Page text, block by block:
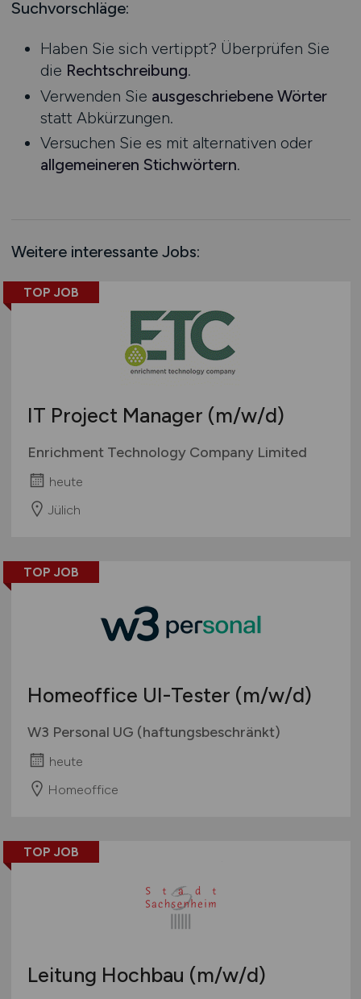
Maschinenbau / Anlagenbau
Medien / Kommunikation
Naturwissenschaften / Life Science
Öffentlicher Dienst & Verbände
Optik / Feinmechanik
Personaldienstleistungen
Umwelt / Natur
Unternehmensberatung / Wirtschaftsprüfung
Verwaltung
Gewerbe allgemein
Industrie allgemein
Wirtschaft allgemein
Ausbildung / Studium
Praktikum
Mecklenburg-Vorpommern
Nordrhein-Westfalen
Rheinland-Pfalz
Saarland
Sachsen
Sachsen-Anhalt
Schleswig-Holstein
Schweiz
Europa
International
Suchvorschläge:
Haben Sie sich vertippt? Überprüfen Sie
die Rechtschreibung.
Verwenden Sie ausgeschriebene Wörter
statt Abkürzungen.
Versuchen Sie es mit alternativen oder
allgemeineren Stichwörtern.
Weitere interessante Jobs:
TOP JOB
IT Project Manager (m/w/d)
Enrichment Technology Company Limited
heute
Jülich
TOP JOB
Homeoffice UI-Tester (m/w/d)
W3 Personal UG (haftungsbeschränkt)
heute
Homeoffice
TOP JOB
Leitung Hochbau (m/w/d)